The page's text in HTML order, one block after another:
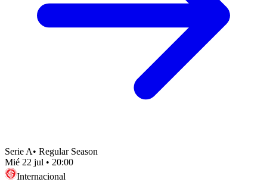
Serie A• Regular Season
Mié 22 jul • 20:00
Internacional